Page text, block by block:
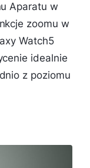
Aparatu w
zoomu w
Watch5
idealnie
z poziomu